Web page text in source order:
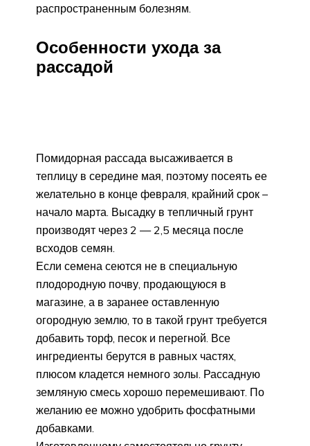
распространенным болезням.
Особенности ухода за
рассадой
Помидорная рассада высаживается в
теплицу в середине мая, поэтому посеять ее
желательно в конце февраля, крайний срок –
начало марта. Высадку в тепличный грунт
производят через 2 — 2,5 месяца после
всходов семян.
Если семена сеются не в специальную
плодородную почву, продающуюся в
магазине, а в заранее оставленную
огородную землю, то в такой грунт требуется
добавить торф, песок и перегной. Все
ингредиенты берутся в равных частях,
плюсом кладется немного золы. Рассадную
земляную смесь хорошо перемешивают. По
желанию ее можно удобрить фосфатными
добавками.